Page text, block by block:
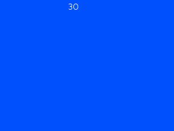
30